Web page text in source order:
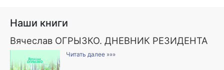
Наши книги
Вячеслав ОГРЫЗКО. ДНЕВНИК РЕЗИДЕНТА
Читать далее »»»